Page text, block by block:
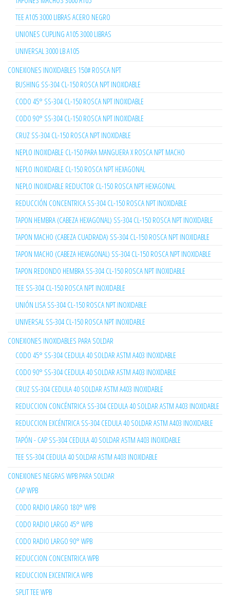
TEE A105 3000 LIBRAS ACERO NEGRO
UNIONES CUPLING A105 3000 LIBRAS
UNIVERSAL 3000 LB A105
CONEXIONES INOXIDABLES 150# ROSCA NPT
BUSHING SS-304 CL-150 ROSCA NPT INOXIDABLE
CODO 45° SS-304 CL-150 ROSCA NPT INOXIDABLE
CODO 90° SS-304 CL-150 ROSCA NPT INOXIDABLE
CRUZ SS-304 CL-150 ROSCA NPT INOXIDABLE
NEPLO INOXIDABLE CL-150 PARA MANGUERA X ROSCA NPT MACHO
NEPLO INOXIDABLE CL-150 ROSCA NPT HEXAGONAL
NEPLO INOXIDABLE REDUCTOR CL-150 ROSCA NPT HEXAGONAL
REDUCCIÓN CONCENTRICA SS-304 CL-150 ROSCA NPT INOXIDABLE
TAPON HEMBRA (CABEZA HEXAGONAL) SS-304 CL-150 ROSCA NPT INOXIDABLE
TAPON MACHO (CABEZA CUADRADA) SS-304 CL-150 ROSCA NPT INOXIDABLE
TAPON MACHO (CABEZA HEXAGONAL) SS-304 CL-150 ROSCA NPT INOXIDABLE
TAPON REDONDO HEMBRA SS-304 CL-150 ROSCA NPT INOXIDABLE
TEE SS-304 CL-150 ROSCA NPT INOXIDABLE
UNIÓN LISA SS-304 CL-150 ROSCA NPT INOXIDABLE
UNIVERSAL SS-304 CL-150 ROSCA NPT INOXIDABLE
CONEXIONES INOXIDABLES PARA SOLDAR
CODO 45° SS-304 CEDULA 40 SOLDAR ASTM A403 INOXIDABLE
CODO 90° SS-304 CEDULA 40 SOLDAR ASTM A403 INOXIDABLE
CRUZ SS-304 CEDULA 40 SOLDAR ASTM A403 INOXIDABLE
REDUCCION CONCÉNTRICA SS-304 CEDULA 40 SOLDAR ASTM A403 INOXIDABLE
REDUCCION EXCÉNTRICA SS-304 CEDULA 40 SOLDAR ASTM A403 INOXIDABLE
TAPÓN - CAP SS-304 CEDULA 40 SOLDAR ASTM A403 INOXIDABLE
TEE SS-304 CEDULA 40 SOLDAR ASTM A403 INOXIDABLE
CONEXIONES NEGRAS WPB PARA SOLDAR
CAP WPB
CODO RADIO LARGO 180° WPB
CODO RADIO LARGO 45° WPB
CODO RADIO LARGO 90° WPB
REDUCCION CONCENTRICA WPB
REDUCCION EXCENTRICA WPB
SPLIT TEE WPB